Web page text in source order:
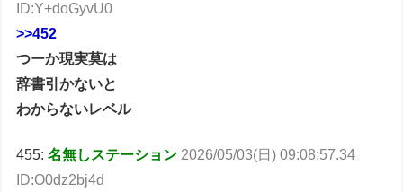
ID:Y+doGyvU0
>>452
つーか現実莫は
辞書引かないと
わからないレベル
455:名無しステーション 2026/05/03(日) 09:08:57.34
ID:O0dz2bj4d